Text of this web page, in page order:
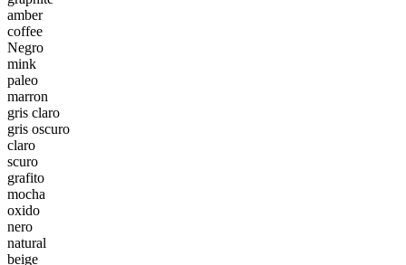
amber
coffee
Negro
mink
paleo
marron
gris claro
gris oscuro
claro
scuro
grafito
mocha
oxido
nero
natural
beige